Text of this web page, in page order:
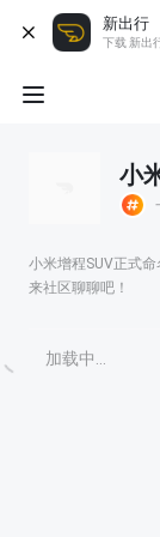
新出行
下载 新出
小
小米增程SUV正式
来社区聊聊吧！
加载中...